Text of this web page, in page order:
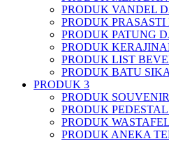
PRODUK VANDEL
PRODUK
PRODUK PATUNG
PRODUK
PRODUK LIST
PRODUK BATU
PRODUK 3
PRODUK SOUVENIR
PRODUK
PRODUK WASTAFEL
PRODUK ANEKA